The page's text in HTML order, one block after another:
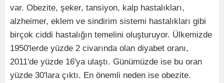
var. Obezite, şeker, tansiyon, kalp hastalıkları,
alzheimer, eklem ve sindirim sistemi hastalıkları gibi
birçok ciddi hastalığın temelini oluşturuyor. Ülkemizde
1950'lerde yüzde 2 civarında olan diyabet oranı,
2011'de yüzde 16'ya ulaştı. Günümüzde ise bu oran
yüzde 30'lara çıktı. En önemli neden ise obezite.